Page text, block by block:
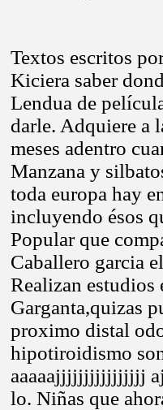
Textos escritos
Kiciera saber
Lendua de
darle. Adquiere a
meses adentro
Manzana y
toda europa hay
incluyendo ésos
Popular que
Caballero garcia
Realizan estudios
Garganta,quizas
proximo distal
hipotiroidismo
aaaaajjjjjjjjjjjjjjjj
lo. Niñas que